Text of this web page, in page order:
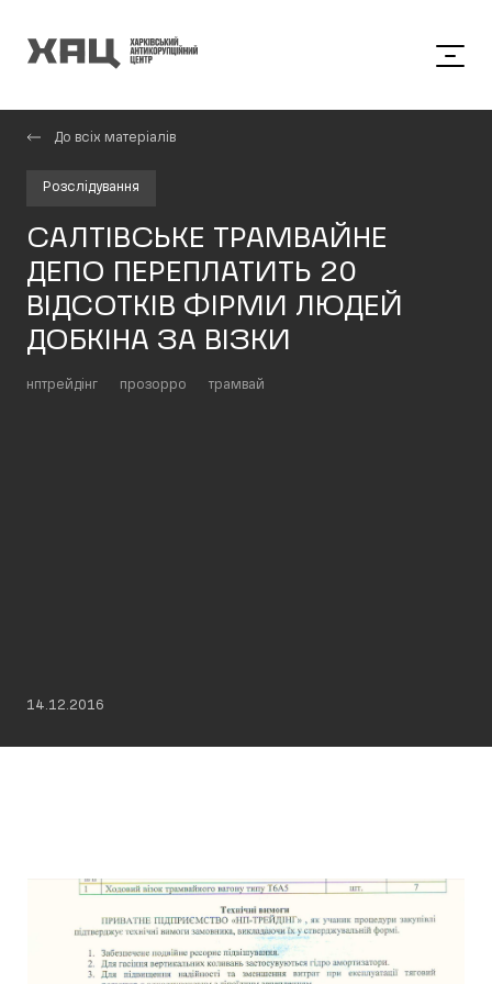
До всіх матеріалів
Розслідування
САЛТІВСЬКЕ ТРАМВАЙНЕ
ДЕПО ПЕРЕПЛАТИТЬ 20
ВІДСОТКІВ ФІРМИ ЛЮДЕЙ
ДОБКІНА ЗА ВІЗКИ
нптрейдінг прозорро трамвай
14.12.2016